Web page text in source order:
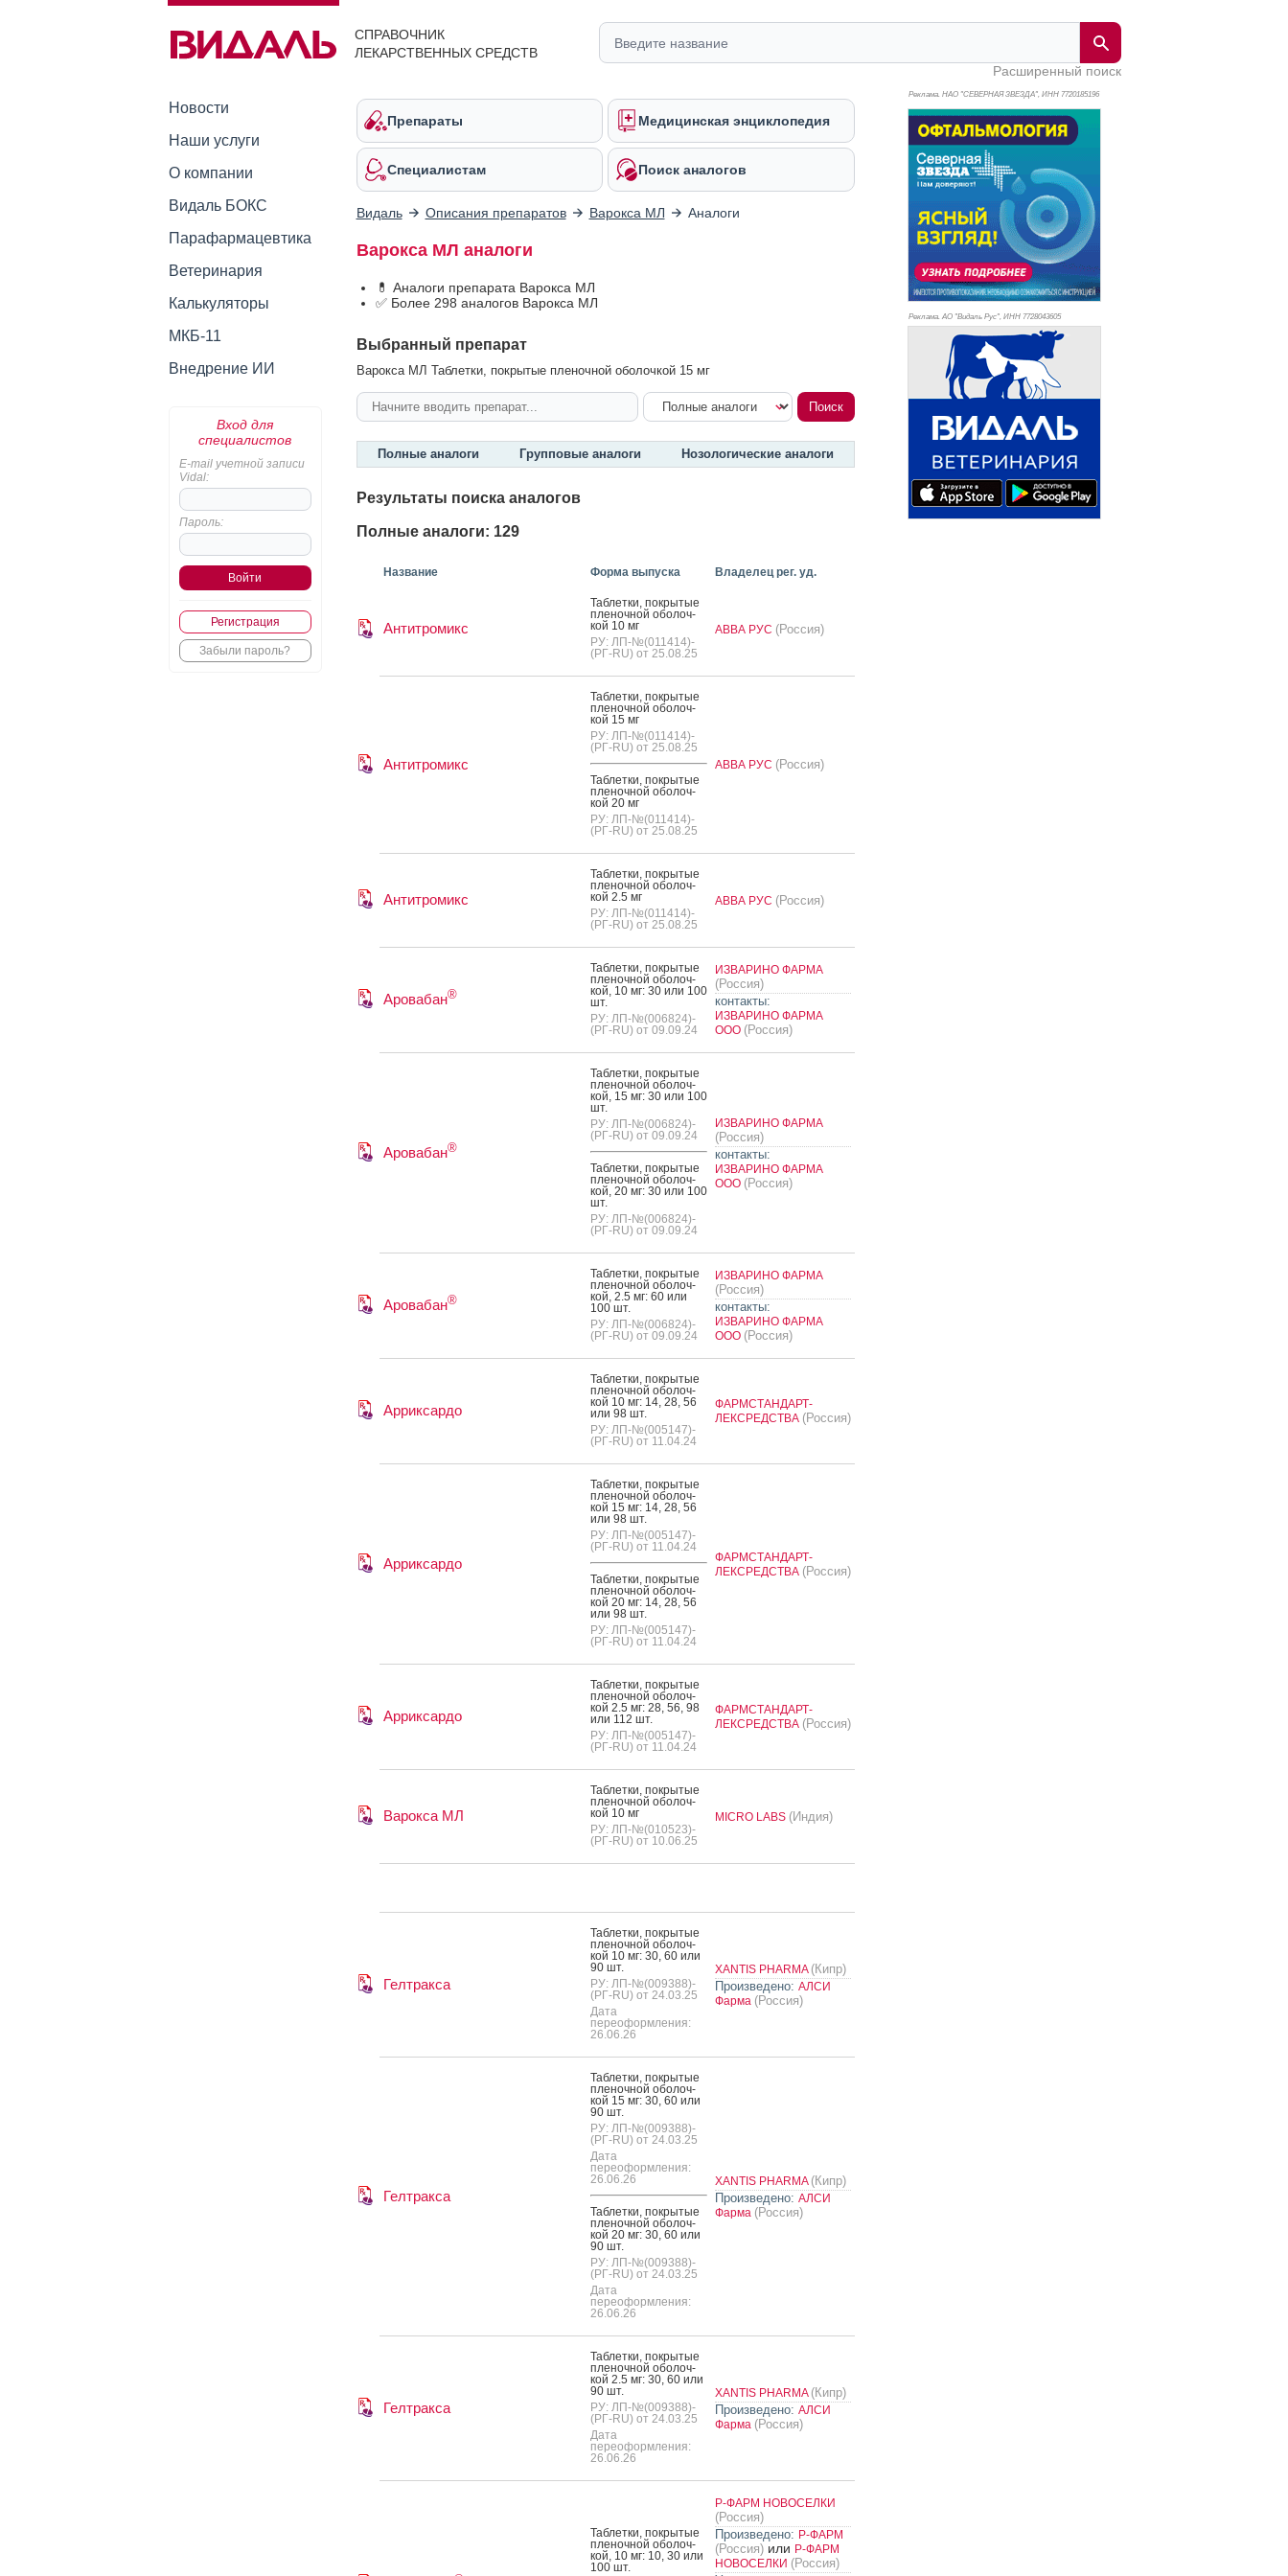
СПРАВОЧНИК
ЛЕКАРСТВЕННЫХ СРЕДСТВ
Расширенный поиск
Новости
Наши услуги
О компании
Видаль БОКС
Парафармацевтика
Ветеринария
Калькуляторы
МКБ-11
Внедрение ИИ
Вход для
специалистов
E-mail учетной записи
Vidal:
Пароль:
Регистрация
Забыли пароль?
Препараты Медицинская энциклопедия
Специалистам Поиск аналогов
Видаль Описания препаратов Варокса МЛ Аналоги
Варокса МЛ аналоги
💊 Аналоги препарата Варокса МЛ
✅ Более 298 аналогов Варокса МЛ
Выбранный препарат
Варокса МЛ Таблетки, покрытые пленочной оболочкой 15 мг
Полные аналоги Групповые аналоги Нозологические аналоги
Результаты поиска аналогов
Полные аналоги: 129
Название Форма выпуска Владелец рег. уд.
Антитромикс
Таб­летки, пок­ры­тые
пле­ноч­ной обо­лоч­
кой 10 мг
РУ: ЛП-№(011414)-
(РГ-RU) от 25.08.25
АВВА РУС (Россия)
Антитромикс
Таб­летки, пок­ры­тые
пле­ноч­ной обо­лоч­
кой 15 мг
РУ: ЛП-№(011414)-
(РГ-RU) от 25.08.25
Таб­летки, пок­ры­тые
пле­ноч­ной обо­лоч­
кой 20 мг
РУ: ЛП-№(011414)-
(РГ-RU) от 25.08.25
АВВА РУС (Россия)
Антитромикс
Таб­летки, пок­ры­тые
пле­ноч­ной обо­лоч­
кой 2.5 мг
РУ: ЛП-№(011414)-
(РГ-RU) от 25.08.25
АВВА РУС (Россия)
Аровабан®
Таб­летки, пок­ры­тые
пле­ноч­ной обо­лоч­
кой, 10 мг: 30 или 100
шт.
РУ: ЛП-№(006824)-
(РГ-RU) от 09.09.24
ИЗВАРИНО ФАРМА
(Россия)
контакты:
ИЗВАРИНО ФАРМА
ООО (Россия)
Аровабан®
Таб­летки, пок­ры­тые
пле­ноч­ной обо­лоч­
кой, 15 мг: 30 или 100
шт.
РУ: ЛП-№(006824)-
(РГ-RU) от 09.09.24
Таб­летки, пок­ры­тые
пле­ноч­ной обо­лоч­
кой, 20 мг: 30 или 100
шт.
РУ: ЛП-№(006824)-
(РГ-RU) от 09.09.24
ИЗВАРИНО ФАРМА
(Россия)
контакты:
ИЗВАРИНО ФАРМА
ООО (Россия)
Аровабан®
Таб­летки, пок­ры­тые
пле­ноч­ной обо­лоч­
кой, 2.5 мг: 60 или
100 шт.
РУ: ЛП-№(006824)-
(РГ-RU) от 09.09.24
ИЗВАРИНО ФАРМА
(Россия)
контакты:
ИЗВАРИНО ФАРМА
ООО (Россия)
Арриксардо
Таб­летки, пок­ры­тые
пле­ноч­ной обо­лоч­
кой 10 мг: 14, 28, 56
или 98 шт.
РУ: ЛП-№(005147)-
(РГ-RU) от 11.04.24
ФАРМСТАНДАРТ-
ЛЕКСРЕДСТВА (Россия)
Арриксардо
Таб­летки, пок­ры­тые
пле­ноч­ной обо­лоч­
кой 15 мг: 14, 28, 56
или 98 шт.
РУ: ЛП-№(005147)-
(РГ-RU) от 11.04.24
Таб­летки, пок­ры­тые
пле­ноч­ной обо­лоч­
кой 20 мг: 14, 28, 56
или 98 шт.
РУ: ЛП-№(005147)-
(РГ-RU) от 11.04.24
ФАРМСТАНДАРТ-
ЛЕКСРЕДСТВА (Россия)
Арриксардо
Таб­летки, пок­ры­тые
пле­ноч­ной обо­лоч­
кой 2.5 мг: 28, 56, 98
или 112 шт.
РУ: ЛП-№(005147)-
(РГ-RU) от 11.04.24
ФАРМСТАНДАРТ-
ЛЕКСРЕДСТВА (Россия)
Варокса МЛ
Таб­летки, пок­ры­тые
пле­ноч­ной обо­лоч­
кой 10 мг
РУ: ЛП-№(010523)-
(РГ-RU) от 10.06.25
MICRO LABS (Индия)
Гелтракса
Таб­летки, пок­ры­тые
пле­ноч­ной обо­лоч­
кой 10 мг: 30, 60 или
90 шт.
РУ: ЛП-№(009388)-
(РГ-RU) от 24.03.25
Дата
переоформления:
26.06.26
XANTIS PHARMA (Кипр)
Произведено: АЛСИ
Фарма (Россия)
Гелтракса
Таб­летки, пок­ры­тые
пле­ноч­ной обо­лоч­
кой 15 мг: 30, 60 или
90 шт.
РУ: ЛП-№(009388)-
(РГ-RU) от 24.03.25
Дата
переоформления:
26.06.26
Таб­летки, пок­ры­тые
пле­ноч­ной обо­лоч­
кой 20 мг: 30, 60 или
90 шт.
РУ: ЛП-№(009388)-
(РГ-RU) от 24.03.25
Дата
переоформления:
26.06.26
XANTIS PHARMA (Кипр)
Произведено: АЛСИ
Фарма (Россия)
Гелтракса
Таб­летки, пок­ры­тые
пле­ноч­ной обо­лоч­
кой 2.5 мг: 30, 60 или
90 шт.
РУ: ЛП-№(009388)-
(РГ-RU) от 24.03.25
Дата
переоформления:
26.06.26
XANTIS PHARMA (Кипр)
Произведено: АЛСИ
Фарма (Россия)
Таб­летки, пок­ры­тые
пле­ноч­ной обо­лоч­
кой, 10 мг: 10, 30 или
100 шт.
Р-ФАРМ НОВОСЕЛКИ
(Россия)
Произведено: Р-ФАРМ
(Россия)или Р-ФАРМ
НОВОСЕЛКИ (Россия)
Реклама. НАО "СЕВЕРНАЯ ЗВЕЗДА", ИНН 7720185196
Реклама. АО "Видаль Рус", ИНН 7728043605